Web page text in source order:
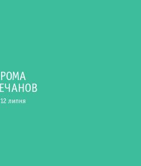
РОМА
12 липня